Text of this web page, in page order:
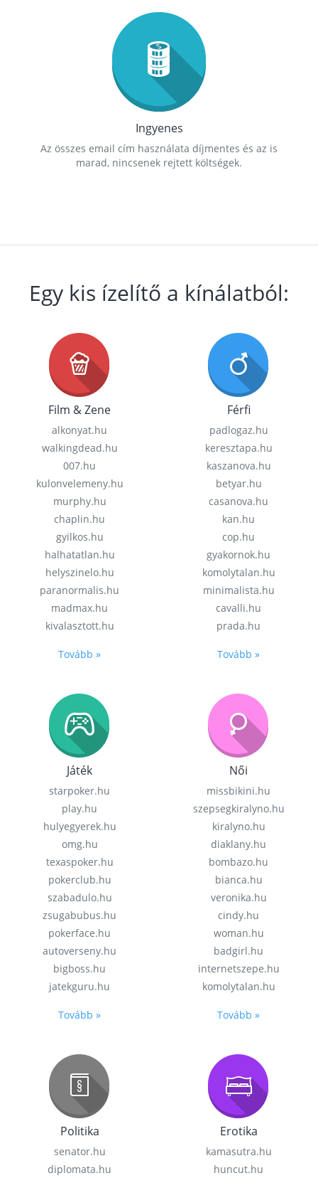
Ingyenes
Az összes email cím használata díjmentes és az is
marad, nincsenek rejtett költségek.
Egy kis ízelítő a kínálatból:
Film & Zene
alkonyat.hu
walkingdead.hu
007.hu
kulonvelemeny.hu
murphy.hu
chaplin.hu
gyilkos.hu
halhatatlan.hu
helyszinelo.hu
paranormalis.hu
madmax.hu
kivalasztott.hu
Tovább »
Férfi
padlogaz.hu
keresztapa.hu
kaszanova.hu
betyar.hu
casanova.hu
kan.hu
cop.hu
gyakornok.hu
komolytalan.hu
minimalista.hu
cavalli.hu
prada.hu
Tovább »
Játék
starpoker.hu
play.hu
hulyegyerek.hu
omg.hu
texaspoker.hu
pokerclub.hu
szabadulo.hu
zsugabubus.hu
pokerface.hu
autoverseny.hu
bigboss.hu
jatekguru.hu
Tovább »
Női
missbikini.hu
szepsegkiralyno.hu
kiralyno.hu
diaklany.hu
bombazo.hu
bianca.hu
veronika.hu
cindy.hu
woman.hu
badgirl.hu
internetszepe.hu
komolytalan.hu
Tovább »
Politika
senator.hu
diplomata.hu
Erotika
kamasutra.hu
huncut.hu